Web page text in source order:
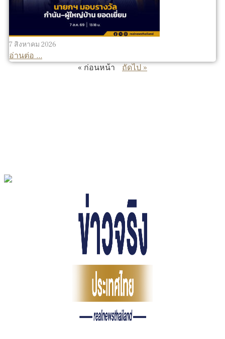
7 สิงหาคม 2026
อ่านต่อ ...
« ก่อนหน้า
ถัดไป »